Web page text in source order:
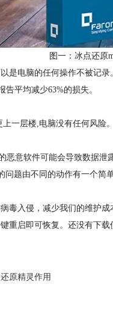
图一：冰点还原
是电脑的任何操作不被记录
平均减少63%的损失。
一层楼,电脑没有任何风险。
恶意软件可能会导致数据
问题由不同的动作有一个
毒入侵，减少我们的维护
重启即可恢复。还没有下
原精灵作用